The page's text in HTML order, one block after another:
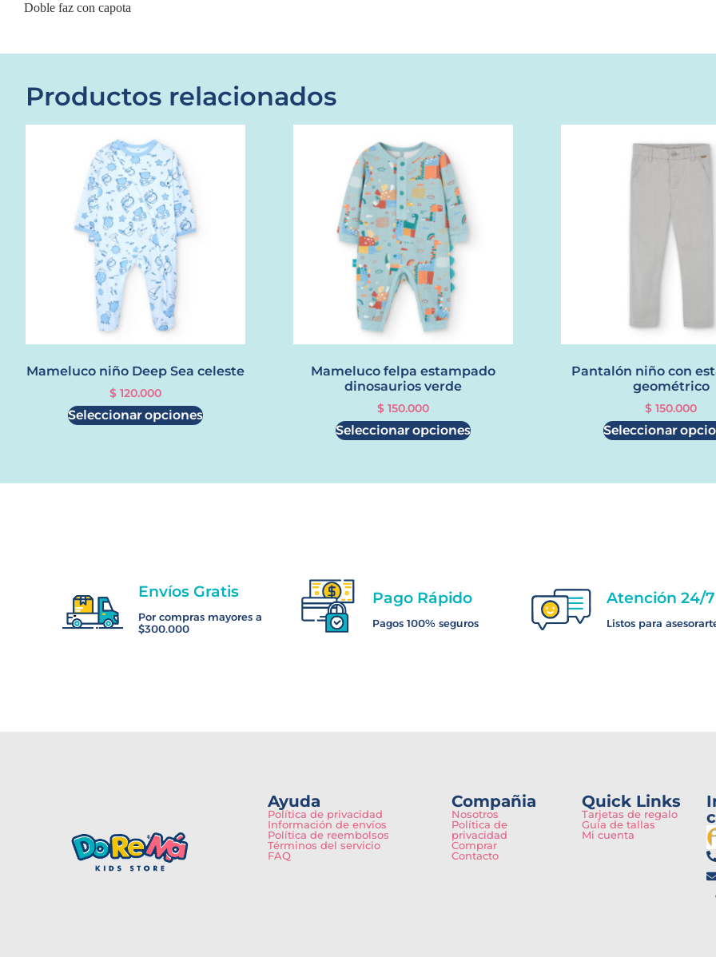
Doble faz con capota
Productos relacionados
Mameluco niño Deep Sea celeste
$ 120.000
Seleccionar opciones
Mameluco felpa estampado
dinosaurios verde
$ 150.000
Seleccionar opciones
Pantalón niño con
geométrico
$ 150.000
Seleccionar
Envíos Gratis
Por compras mayores a
$300.000
Pago Rápido
Pagos 100% seguros
Atención 24/7
Listos para
Ayuda
Política de privacidad
Información de envíos
Política de reembolsos
Términos del servicio
FAQ
Compañia
Nosotros
Política de
privacidad
Comprar
Contacto
Quick Links
Tarjetas de regalo
Guía de tallas
Mi cuenta